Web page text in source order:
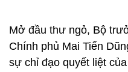
Mở đầu thư ngỏ, Bộ
Chính phủ Mai Tiến
sự chỉ đạo quyết liệt